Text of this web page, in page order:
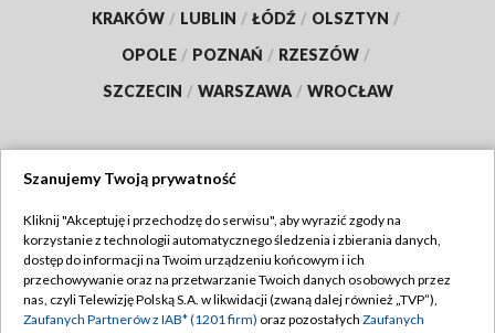
KRAKÓW / LUBLIN / ŁÓDŹ / OLSZTYN /
OPOLE / POZNAŃ / RZESZÓW /
SZCZECIN / WARSZAWA / WROCŁAW
TVP
Abonament TVP
Emisja w TVP
Regulamin TVP
Polityka prywatności
Szanujemy Twoją prywatność
Kliknij "Akceptuję i przechodzę do serwisu", aby wyrazić zgody na
korzystanie z technologii automatycznego śledzenia i zbierania danych,
dostęp do informacji na Twoim urządzeniu końcowym i ich
przechowywanie oraz na przetwarzanie Twoich danych osobowych przez
nas, czyli Telewizję Polską S.A. w likwidacji (zwaną dalej również „TVP”),
Zaufanych Partnerów z IAB* (1201 firm) oraz pozostałych Zaufanych